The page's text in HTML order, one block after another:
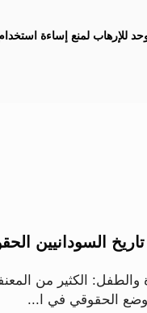
للإرهاب لمنع إساءة استخدام
والطفل: الكثير من
الحقوقي في ا...